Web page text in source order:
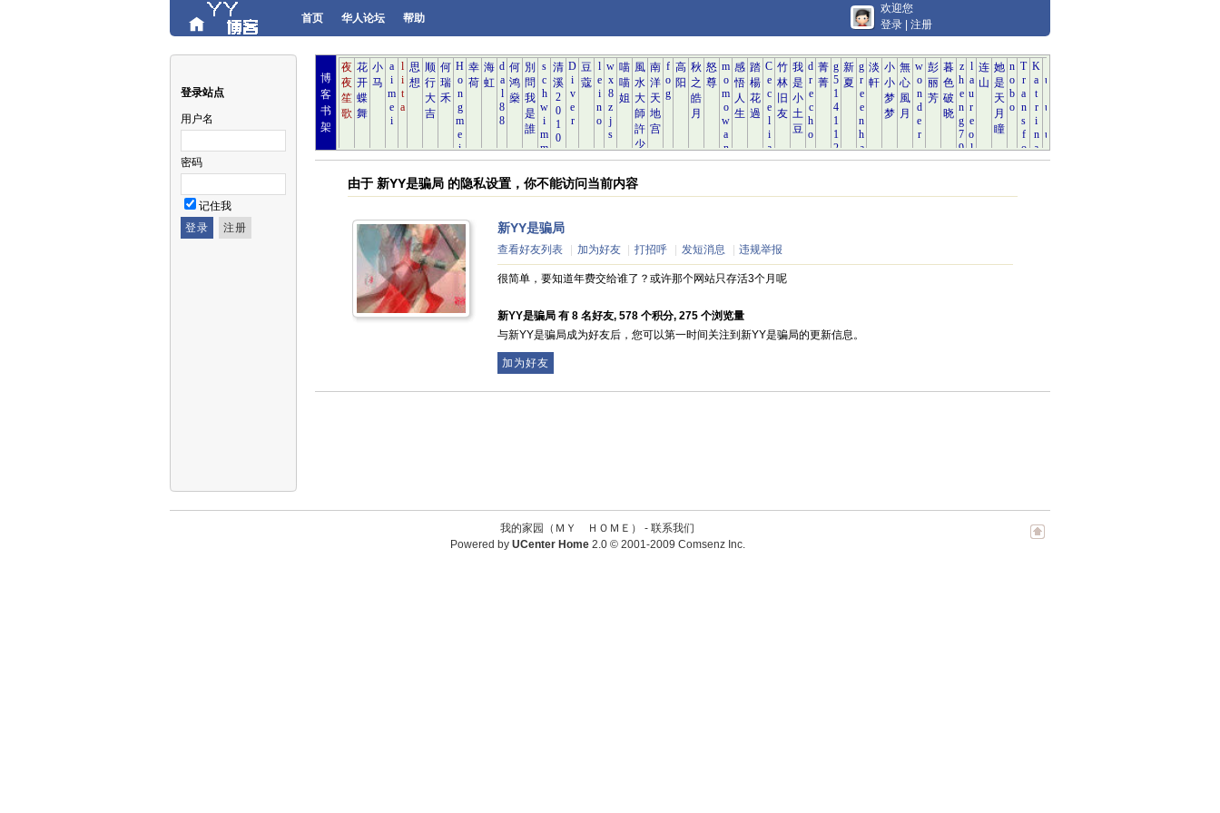
首页 华人论坛 帮助
欢迎您
登录
注册
登录站点
用户名
密码
记住我
博
客
书
架
由于 新YY是骗局 的隐私设置，你不能访问当前内容
新YY是骗局
查看好友列表 加为好友 打招呼 发短消息 违规举报
很简单，要知道年费交给谁了？或许那个网站只存活3个月呢
新YY是骗局 有 8 名好友, 578 个积分, 275 个浏览量
与新YY是骗局成为好友后，您可以第一时间关注到新YY是骗局的更新信息。
加为好友
我的家园（ＭＹ ＨＯＭＥ） - 联系我们
Powered by UCenter Home 2.0© 2001-2009 Comsenz Inc.